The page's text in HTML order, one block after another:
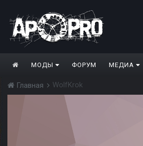
МОДЫ ФОРУМ МЕДИА
Главная WolfKrok